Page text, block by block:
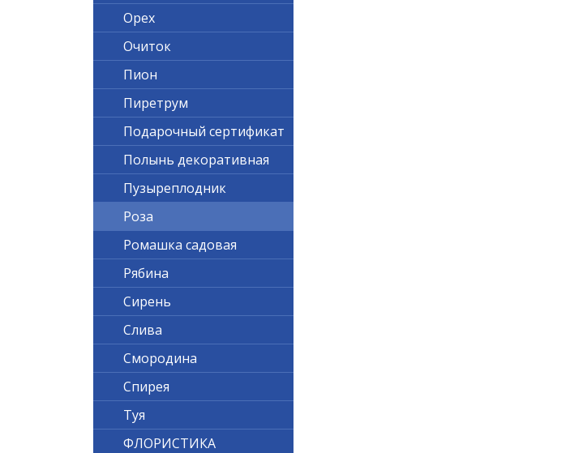
Орех
Очиток
Пион
Пиретрум
Подарочный сертификат
Полынь декоративная
Пузыреплодник
Роза
Ромашка садовая
Рябина
Сирень
Слива
Смородина
Спирея
Туя
ФЛОРИСТИКА